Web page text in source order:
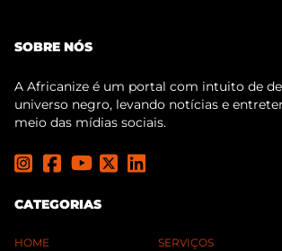
SOBRE NÓS
A Africanize é um portal com intuito de
universo negro, levando notícias e
meio das mídias sociais.
CATEGORIAS
HOME SERVIÇOS